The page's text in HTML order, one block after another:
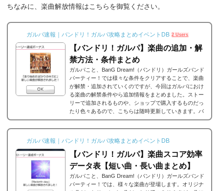
ちなみに、楽曲解放情報はこちらを御覧ください。
ガルパ速報｜バンドリ！ガルパ攻略まとめイベントDB 2 Users
【バンドリ！ガルパ】楽曲の追加・解
禁方法・条件まとめ
ガルパこと、BanG Dream!（バンドリ）ガールズバンド
パーティー！では様々な条件をクリアすることで、楽曲
が解禁・追加されていくのですが、今回はガルパにおけ
る楽曲の解禁条件やら追加情報をまとめました。ストー
リーで追加されるものや、ショップで購入するものだっ
たり色々あるので、こちらは随時更新していきます。バ
ンドリ/ガルパの楽曲の追加・解禁方法一覧それでは、バ
ンドリ/ガルパに於ける楽曲の追加・解禁方法一覧です。
り、いろいろな条件があると思うのですが、それぞれ...
ガルパ速報｜バンドリ！ガルパ攻略まとめイベントDB
【バンドリ！ガルパ】楽曲スコア効率
データ表【短い曲・長い曲まとめ】
ガルパこと、BanG Dream!（バンドリ）ガールズバンド
パーティー！では、様々な楽曲が登場します。オリジナ